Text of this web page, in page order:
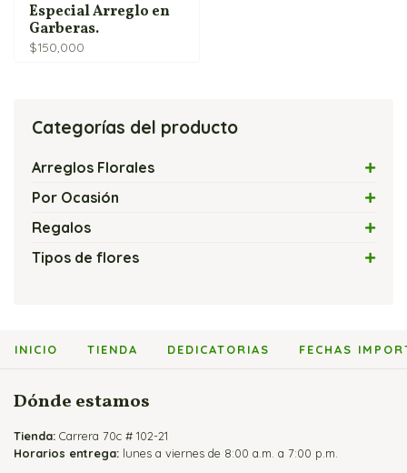
Especial Arreglo en
Garberas.
$150,000
Categorías del producto
Arreglos Florales
Arreglos con Flores Exóticas
Arreglos Florales con Velas
Arreglos Florales Modernos
Jarrones y Floreros de Rosas
Por Ocasión
Amor
Amor y Amistad
Arreglos Florales para Mamá
Arreglos para Hombres
Flores Fúnebres
Flores para Matrimonio
Regalos
Flores y Chocolates
Tipos de flores
Arreglos con Orquídeas
INICIO TIENDA DEDICATORIAS FECHAS
Dónde estamos
Tienda: Carrera 70c # 102-21
Horarios entrega: lunes a viernes de 8:00 a.m. a 7:00 p.m.